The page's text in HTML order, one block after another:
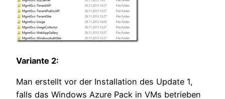
Variante 2:
Man erstellt vor der Installation des Update 1,
falls das Windows Azure Pack in VMs betrieben